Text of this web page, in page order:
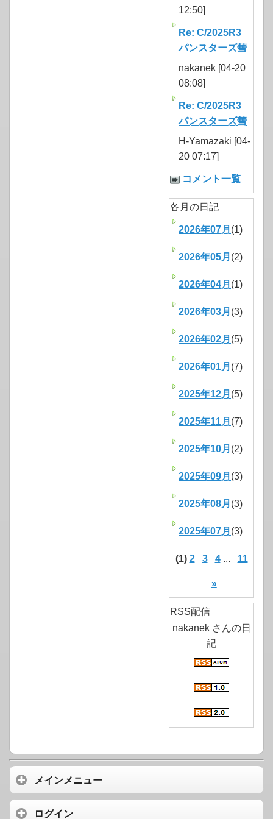
12:50]
Re: C/2025R3
パンスターズ彗
nakanek [04-20
08:08]
Re: C/2025R3
パンスターズ彗
H-Yamazaki [04-
20 07:17]
コメント一覧
各月の日記
2026年07月 (1)
2026年05月 (2)
2026年04月 (1)
2026年03月 (3)
2026年02月 (5)
2026年01月 (7)
2025年12月 (5)
2025年11月 (7)
2025年10月 (2)
2025年09月 (3)
2025年08月 (3)
2025年07月 (3)
(1) 2 3 4... 11
»
RSS配信
nakanek さんの日
記
メインメニュー
ログイン